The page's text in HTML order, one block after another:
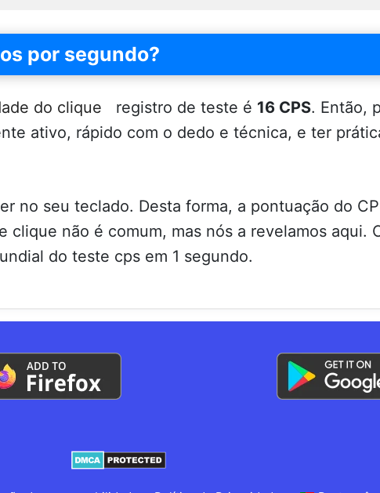
por segundo?
do clique registro de teste é 16 CPS. Então,
ativo, rápido com o dedo e técnica, e ter
no seu teclado. Desta forma, a pontuação do
não é comum, mas nós a revelamos aqui.
do teste cps em 1 segundo.